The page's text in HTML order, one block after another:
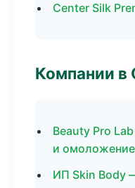
Center Silk
Компании в
Beauty Pro
и омоложение
ИП Skin Body